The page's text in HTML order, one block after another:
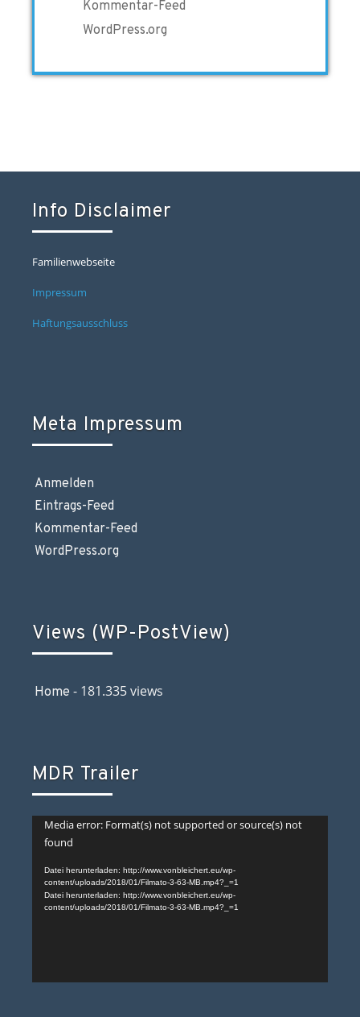
Kommentar-Feed
WordPress.org
Info Disclaimer
Familienwebseite
Impressum
Haftungsausschluss
Meta Impressum
Anmelden
Eintrags-Feed
Kommentar-Feed
WordPress.org
Views (WP-PostView)
Home - 181.335 views
MDR Trailer
Video-
Player
Media error: Format(s) not supported or source(s) not
found
Datei herunterladen: http://www.vonbleichert.eu/wp-
content/uploads/2018/01/Filmato-3-63-MB.mp4?_=1
Datei herunterladen: http://www.vonbleichert.eu/wp-
content/uploads/2018/01/Filmato-3-63-MB.mp4?_=1